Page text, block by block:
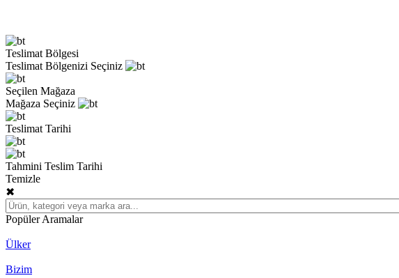
Teslimat Bölgesi
Teslimat Bölgenizi Seçiniz
Seçilen Mağaza
Mağaza Seçiniz
Teslimat Tarihi
Tahmini Teslim Tarihi
Temizle
✖
Popüler Aramalar
Ülker
Bizim